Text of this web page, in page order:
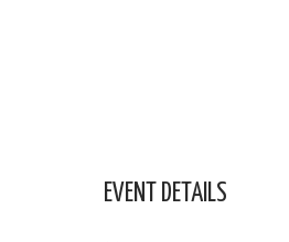
EVENT DETAILS